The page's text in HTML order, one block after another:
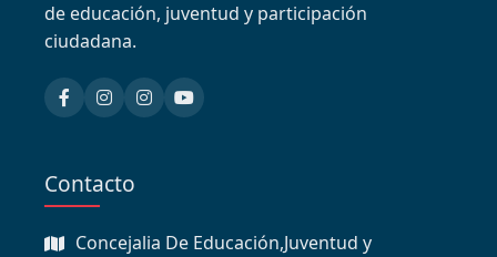
de educación, juventud y participación
ciudadana.
Contacto
Concejalia De Educación,Juventud y